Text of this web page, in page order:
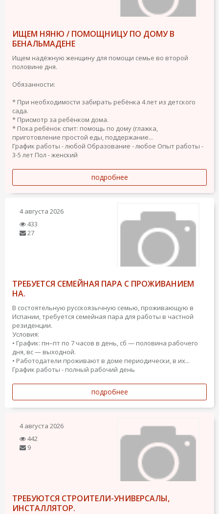
ИЩЕМ НЯНЮ / ПОМОЩНИЦУ ПО ДОМУ В
БЕНАЛЬМАДЕНЕ
Ищем надёжную женщину для помощи семье во второй
половине дня.
Обязанности:
* При необходимости забирать ребёнка 4 лет из детского
сада.
* Присмотр за ребёнком дома.
* Пока ребёнок спит: помощь по дому (глажка,
приготовление простой еды, поддержание...
График работы - любой Образование - любое Опыт работы -
3-5 лет Пол - женский
подробнее
4 августа 2026
433
27
ТРЕБУЕТСЯ СЕМЕЙНАЯ ПАРА С ПРОЖИВАНИЕМ
НА.
В состоятельную русскоязычную семью, проживающую в
Испании, требуется семейная пара для работы в частной
резиденции.
Условия:
• График: пн–пт по 7 часов в день, сб — половина рабочего
дня, вс — выходной.
• Работодатели проживают в доме периодически, в их...
График работы - полный рабочий день
подробнее
4 августа 2026
442
9
ТРЕБУЮТСЯ СТРОИТЕЛИ-УНИВЕРСАЛЫ,
ИНСТАЛЛЯТОР.